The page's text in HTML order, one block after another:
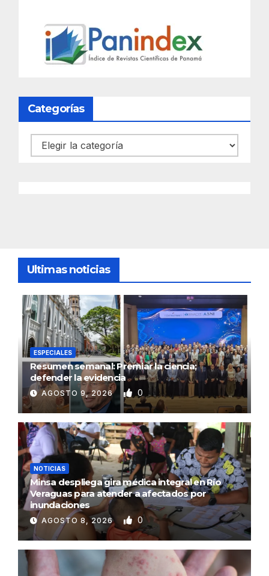
Categorías
Categorías
Ultimas noticias
ESPECIALES
Resumen semanal: Premiar la ciencia;
defender la evidencia
AGOSTO 9, 2026 0
NOTICIAS
Minsa despliega gira médica integral en Río
Veraguas para atender a afectados por
inundaciones
AGOSTO 8, 2026 0